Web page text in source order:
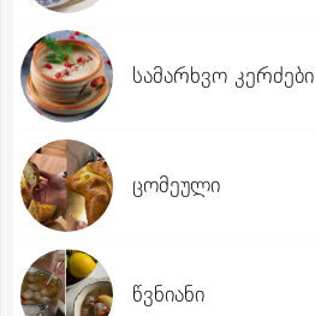
სამარხვო კერძები
ცომეული
წვნიანი